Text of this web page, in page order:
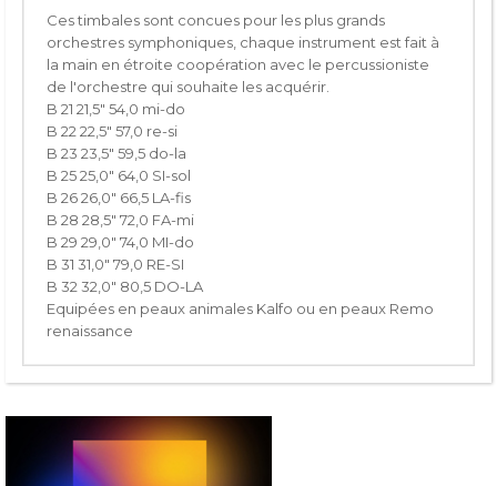
Ces timbales sont concues pour les plus grands
orchestres symphoniques, chaque instrument est fait à
la main en étroite coopération avec le percussioniste
de l'orchestre qui souhaite les acquérir.
B 21 21,5" 54,0 mi-do
B 22 22,5" 57,0 re-si
B 23 23,5" 59,5 do-la
B 25 25,0" 64,0 SI-sol
B 26 26,0" 66,5 LA-fis
B 28 28,5" 72,0 FA-mi
B 29 29,0" 74,0 MI-do
B 31 31,0" 79,0 RE-SI
B 32 32,0" 80,5 DO-LA
Equipées en peaux animales Kalfo ou en peaux Remo
renaissance